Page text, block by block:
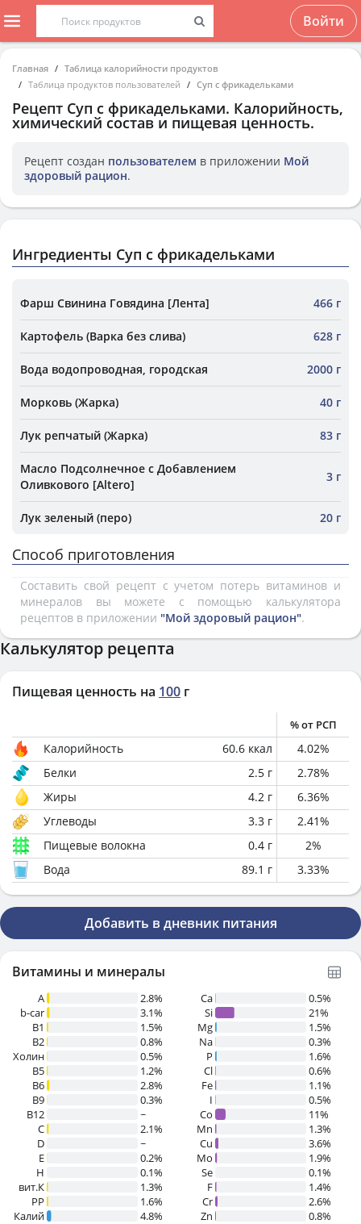
Войти
Главная
Таблица калорийности продуктов
Таблица продуктов пользователей
Суп с фрикадельками
Рецепт Суп с фрикадельками. Калорийность,
химический состав и пищевая ценность.
Рецепт создан пользователем в приложении Мой
здоровый рацион.
Ингредиенты Суп с фрикадельками
Фарш Свинина Говядина [Лента] 466 г
Картофель (Варка без слива) 628 г
Вода водопроводная, городская 2000 г
Морковь (Жарка) 40 г
Лук репчатый (Жарка) 83 г
Масло Подсолнечное с Добавлением
Оливкового [Altero]
3 г
Лук зеленый (перо) 20 г
Способ приготовления
Составить свой рецепт с учетом потерь витаминов и
минералов вы можете с помощью калькулятора
рецептов в приложении "Мой здоровый рацион".
Калькулятор рецепта
Пищевая ценность на 100 г
% от РСП
Калорийность 60.6 ккал 4.02%
Белки
2.5 г 2.78%
Жиры
4.2 г 6.36%
Углеводы
3.3 г 2.41%
Пищевые волокна
0.4 г 2%
Вода
89.1 г 3.33%
Добавить в дневник питания
Витамины и минералы
A
2.8%
b-car
3.1%
В1
1.5%
B2
0.8%
Холин
0.5%
B5
1.2%
B6
2.8%
B9
0.3%
B12
~
C
2.1%
D
~
E
0.2%
H
0.1%
вит.К
1.3%
PP
1.6%
Калий
4.8%
Ca
0.5%
Si
21%
Mg
1.5%
Na
0.3%
P
1.6%
Cl
0.6%
Fe
1.1%
I
0.5%
Co
11%
Mn
1.3%
Cu
3.6%
Mo
1.9%
Se
0.1%
F
1.4%
Cr
2.6%
Zn
0.8%